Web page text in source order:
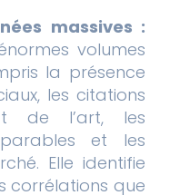
massives :
volumes
la présence
les citations
de l’art, les
et les
Elle identifie
corrélations que